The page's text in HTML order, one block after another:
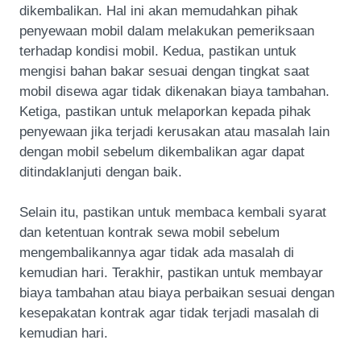
dikembalikan. Hal ini akan memudahkan pihak
penyewaan mobil dalam melakukan pemeriksaan
terhadap kondisi mobil. Kedua, pastikan untuk
mengisi bahan bakar sesuai dengan tingkat saat
mobil disewa agar tidak dikenakan biaya tambahan.
Ketiga, pastikan untuk melaporkan kepada pihak
penyewaan jika terjadi kerusakan atau masalah lain
dengan mobil sebelum dikembalikan agar dapat
ditindaklanjuti dengan baik.
Selain itu, pastikan untuk membaca kembali syarat
dan ketentuan kontrak sewa mobil sebelum
mengembalikannya agar tidak ada masalah di
kemudian hari. Terakhir, pastikan untuk membayar
biaya tambahan atau biaya perbaikan sesuai dengan
kesepakatan kontrak agar tidak terjadi masalah di
kemudian hari.